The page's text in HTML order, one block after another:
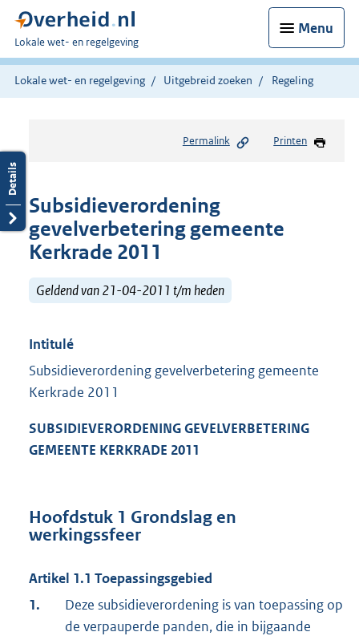
Menu
U
bent
hier:
Lokale wet- en regelgeving
Lokale wet- en regelgeving Uitgebreid zoeken Regeling
Permalink Printen
Subsidieverordening
gevelverbetering gemeente
Kerkrade 2011
Geldend van 21-04-2011 t/m heden
Intitulé
Subsidieverordening gevelverbetering gemeente
Kerkrade 2011
SUBSIDIEVERORDENING GEVELVERBETERING
GEMEENTE KERKRADE 2011
Hoofdstuk 1 Grondslag en
werkingssfeer
Artikel 1.1 Toepassingsgebied
1.
Deze subsidieverordening is van toepassing op
de verpauperde panden, die in bijgaande